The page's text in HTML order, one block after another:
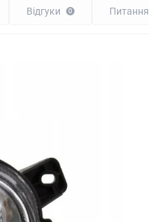
Відгуки 0 Питання